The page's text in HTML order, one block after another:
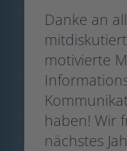
Danke an
motivierte
haben! Wir
nächstes